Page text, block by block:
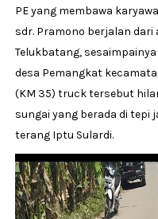
PE yang membawa
sdr. Pramono berjalan dari
Telukbatang,
desa Pemangkat
(KM 35) truck tersebut
sungai yang berada di tepi
terang Iptu Sulardi.